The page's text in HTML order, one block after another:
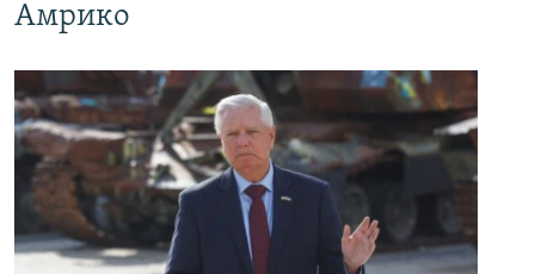
Амрико